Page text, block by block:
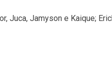
Juca, Jamyson e Kaique;